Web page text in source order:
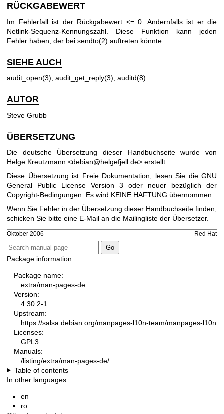
RÜCKGABEWERT
Im Fehlerfall ist der Rückgabewert <= 0. Andernfalls ist er die
Netlink-Sequenz-Kennungszahl. Diese Funktion kann jeden
Fehler haben, der bei sendto(2) auftreten könnte.
SIEHE AUCH
audit_open(3), audit_get_reply(3), auditd(8).
AUTOR
Steve Grubb
ÜBERSETZUNG
Die deutsche Übersetzung dieser Handbuchseite wurde von
Helge Kreutzmann <debian@helgefjell.de> erstellt.
Diese Übersetzung ist Freie Dokumentation; lesen Sie die GNU
General Public License Version 3 oder neuer bezüglich der
Copyright-Bedingungen. Es wird KEINE HAFTUNG übernommen.
Wenn Sie Fehler in der Übersetzung dieser Handbuchseite finden,
schicken Sie bitte eine E-Mail an die Mailingliste der Übersetzer.
Oktober 2006 Red Hat
Package information:
Package name:
extra/man-pages-de
Version:
4.30.2-1
Upstream:
https://salsa.debian.org/manpages-l10n-team/manpages-l10n
Licenses:
GPL3
Manuals:
/listing/extra/man-pages-de/
Table of contents
In other languages:
en
ro